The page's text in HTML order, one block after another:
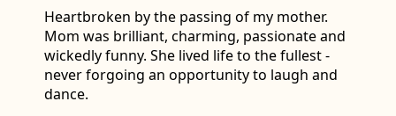
Heartbroken by the passing of my mother.
Mom was brilliant, charming, passionate and
wickedly funny. She lived life to the fullest -
never forgoing an opportunity to laugh and
dance.